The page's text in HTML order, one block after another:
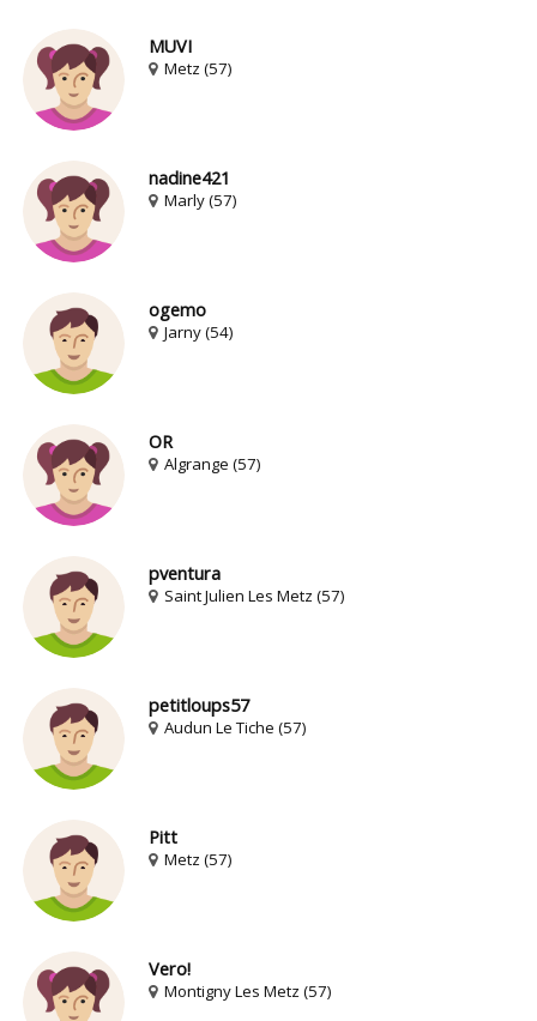
MUVI
Metz (57)
nadine421
Marly (57)
ogemo
Jarny (54)
OR
Algrange (57)
pventura
Saint Julien Les Metz (57)
petitloups57
Audun Le Tiche (57)
Pitt
Metz (57)
Vero!
Montigny Les Metz (57)